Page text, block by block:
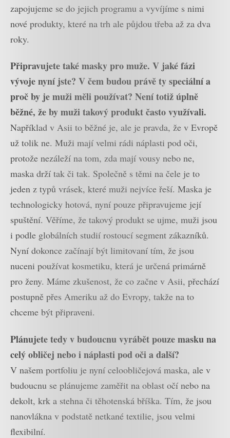
zapojujeme se do jejich programu a vyvíjíme s nimi
nové produkty, které na trh ale půjdou třeba až za dva
roky.
Připravujete také masky pro muže. V jaké fázi
vývoje nyní jste? V čem budou právě ty speciální a
proč by je muži měli používat? Není totiž úplně
běžné, že by muži takový produkt často využívali.
Například v Asii to běžné je, ale je pravda, že v Evropě
už tolik ne. Muži mají velmi rádi náplasti pod oči,
protože nezáleží na tom, zda mají vousy nebo ne,
maska drží tak či tak. Společně s těmi na čele je to
jeden z typů vrásek, které muži nejvíce řeší. Maska je
technologicky hotová, nyní pouze připravujeme její
spuštění. Věříme, že takový produkt se ujme, muži jsou
i podle globálních studií rostoucí segment zákazníků.
Nyní dokonce začínají být limitovaní tím, že jsou
nuceni používat kosmetiku, která je určená primárně
pro ženy. Máme zkušenost, že co začne v Asii, přechází
postupně přes Ameriku až do Evropy, takže na to
chceme být připraveni.
Plánujete tedy v budoucnu vyrábět pouze masku na
celý obličej nebo i náplasti pod oči a další?
V našem portfoliu je nyní celoobličejová maska, ale v
budoucnu se plánujeme zaměřit na oblast očí nebo na
dekolt, krk a stehna či těhotenská bříška. Tím, že jsou
nanovlákna v podstatě netkané textilie, jsou velmi
flexibilní.